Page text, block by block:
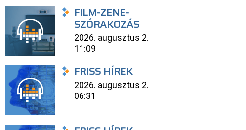
FILM-ZENE-
SZÓRAKOZÁS
2026. augusztus 2.
11:09
FRISS HÍREK
2026. augusztus 2.
06:31